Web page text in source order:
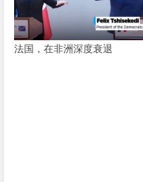
法国，在非洲深度衰退